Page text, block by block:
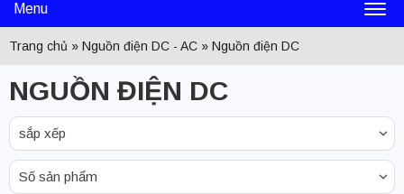
Menu
Trang chủ » Nguồn điện DC - AC » Nguồn điện DC
NGUỒN ĐIỆN DC
sắp xếp
Số sản phẩm